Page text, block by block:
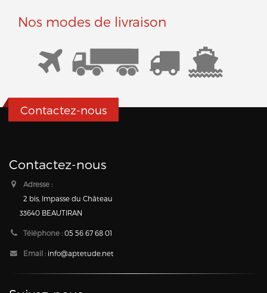
Nos modes de livraison
Contactez-nous
Contactez-nous
Adresse :
2 bis, Impasse du Château
33640 BEAUTIRAN
Téléphone : 05 56 67 68 01
Email : info@aptetude.net